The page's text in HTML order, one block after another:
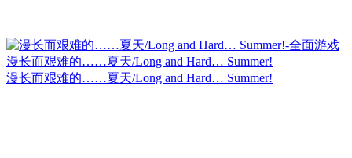
漫长而艰难的……夏天/Long and Hard… Summer!
漫长而艰难的……夏天/Long and Hard… Summer!